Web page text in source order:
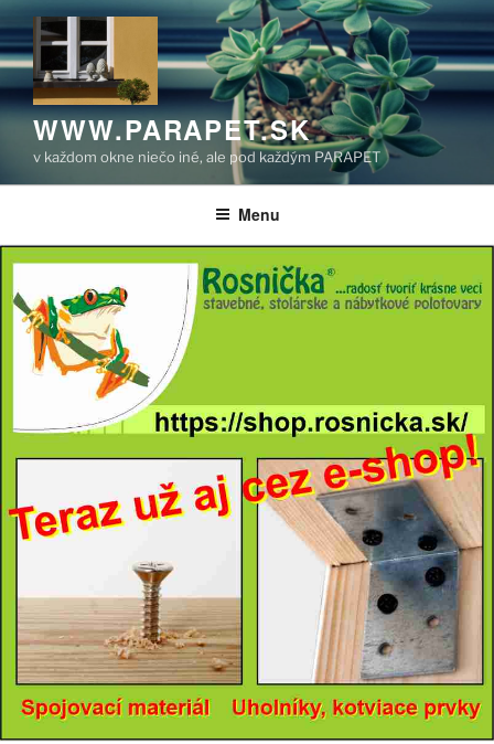
Prejsť
na
obsah
WWW.PARAPET.SK
v každom okne niečo iné, ale pod každým PARAPET
Menu